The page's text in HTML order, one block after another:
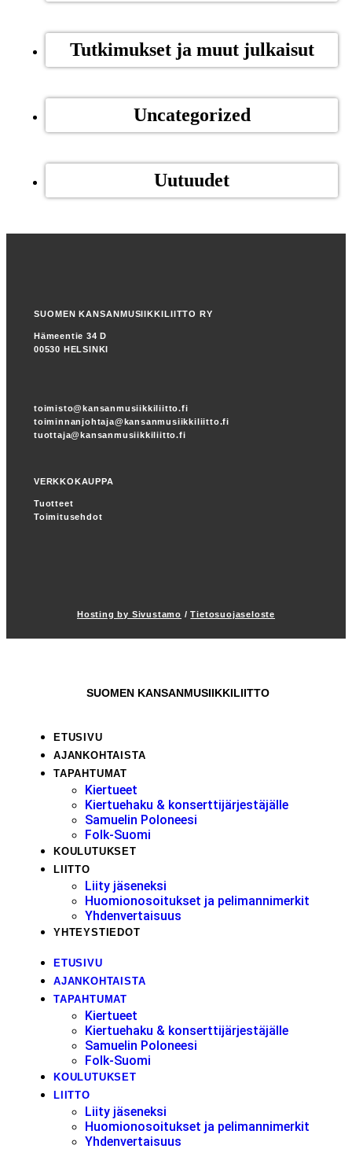
Tutkimukset ja muut julkaisut
Uncategorized
Uutuudet
SUOMEN KANSANMUSIIKKILIITTO RY
Hämeentie 34 D
00530 HELSINKI
toimisto@kansanmusiikkiliitto.fi
toiminnanjohtaja@kansanmusiikkiliitto.fi
tuottaja@kansanmusiikkiliitto.fi
VERKKOKAUPPA
Tuotteet
Toimitusehdot
Hosting by Sivustamo /Tietosuojaseloste
SUOMEN KANSANMUSIIKKILIITTO
ETUSIVU
AJANKOHTAISTA
TAPAHTUMAT
Kiertueet
Kiertuehaku & konserttijärjestäjälle
Samuelin Poloneesi
Folk-Suomi
KOULUTUKSET
LIITTO
Liity jäseneksi
Huomionosoitukset ja pelimannimerkit
Yhdenvertaisuus
YHTEYSTIEDOT
ETUSIVU
AJANKOHTAISTA
TAPAHTUMAT
Kiertueet
Kiertuehaku & konserttijärjestäjälle
Samuelin Poloneesi
Folk-Suomi
KOULUTUKSET
LIITTO
Liity jäseneksi
Huomionosoitukset ja pelimannimerkit
Yhdenvertaisuus